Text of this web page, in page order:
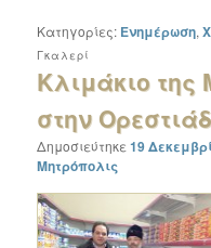
Κατηγορίες: Ενημέρωση,
Κλιμάκιο
στην
Γκαλερί
Δημοσιεύτηκε19
Μητρόπολις